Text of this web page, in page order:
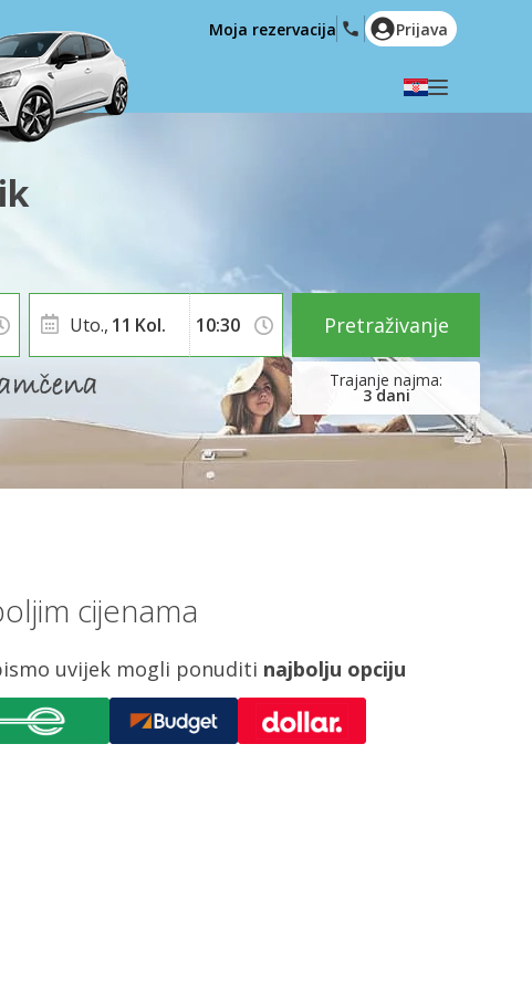
English (US)
Polski
Türkçe
Română
Ελληνικά
Hrvatski
العربية
Moja rezervacija Prijava
3 dani
Uto., 11 Kol. Pretraživanje
cijenama
uvijek mogli ponuditi najbolju opciju